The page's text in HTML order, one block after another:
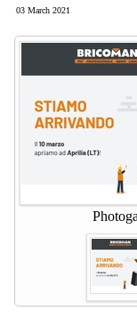
03 March 2021